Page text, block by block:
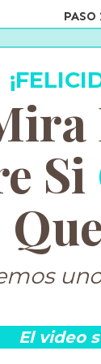
PASO
Si
El video